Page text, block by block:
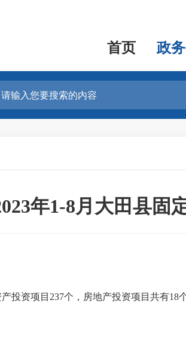
首页 政
年1-8月大田县固
投资项目 237个，房地产投资项目共有18